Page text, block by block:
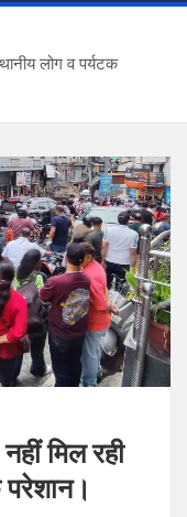
लोग व पर्यटक
मिल रही
परेशान।